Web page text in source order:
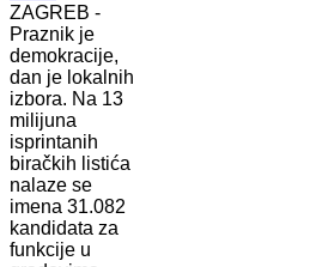
ZAGREB -
Praznik je
demokracije,
dan je lokalnih
izbora. Na 13
milijuna
isprintanih
biračkih listića
nalaze se
imena 31.082
kandidata za
funkcije u